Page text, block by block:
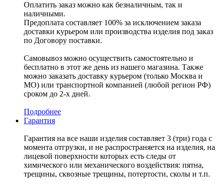
Оплатить заказ можно как безналичным, так и
наличными.
Предоплата составляет 100% за исключением заказа
доставки курьером или производства изделия под заказ
по Договору поставки.
Самовывоз можно осуществить самостоятельно и
бесплатно в этот же день из нашего магазина. Также
можно заказать доставку курьером (только Москва и
МО) или транспортной компанией (любой регион РФ)
сроком до 2-х дней.
Подробнее
Гарантия
Гарантия на все наши изделия составляет 3 (три) года с
момента отгрузки, и не распространяется на изделия, на
лицевой поверхности которых есть следы от
химического или механического воздействия: пятна,
трещины, сквозные трещины, потертости, сколы и т.п.